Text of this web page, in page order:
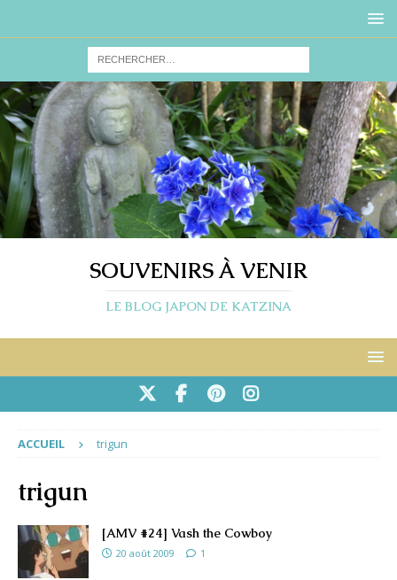
SOUVENIRS À VENIR
LE BLOG JAPON DE KATZINA
ACCUEIL trigun
trigun
[AMV #24] Vash the Cowboy
20 août 2009 1